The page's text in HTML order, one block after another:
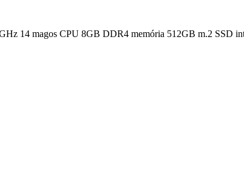
14 magos CPU 8GB DDR4 memória 512GB m.2